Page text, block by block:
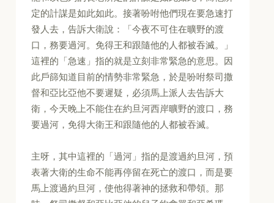
定的計謀是如此如此。接著吩咐他們現在要急速打
發人去，告訴大衛說：「今夜不可住在曠野的渡
口，務要過河。免得王和跟隨他的人都被吞滅。」
這裡的「急速」指的就是立刻非常緊急的意思。因
此戶篩知道目前的情勢非常緊急，於是吩咐祭司撒
督和亞比亞他不要遲疑，必須馬上派人去告訴大
衛，今天晚上不能住在約旦河西岸曠野的渡口，務
要過河，免得大衛王和跟隨他的人都被吞滅。
主呀，其中這裡的「過河」指的是渡過約旦河，預
表著大衛的生命不能再停留在死亡的渡口，而是要
馬上渡過約旦河，使他得著神的拯救和帶領。那